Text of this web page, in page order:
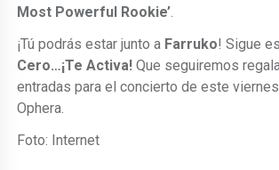
Most Powerful Rookie’.
¡Tú podrás estar junto a Farruko! Sigue
Cero…¡Te Activa! Que seguiremos
entradas para el concierto de este
Ophera.
Foto: Internet